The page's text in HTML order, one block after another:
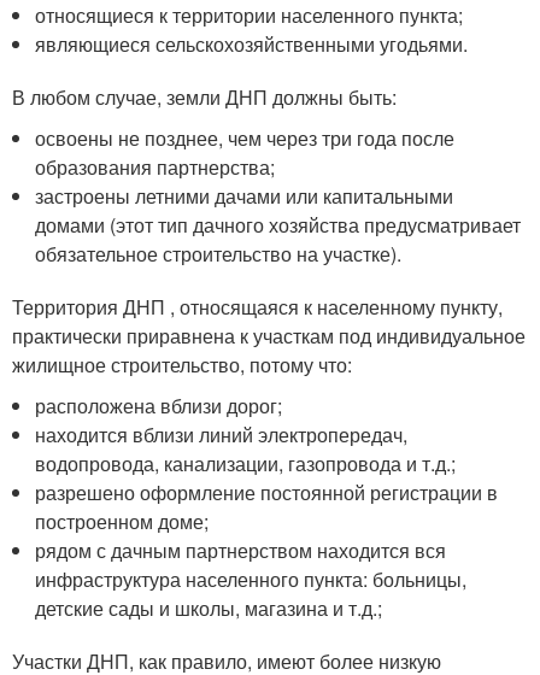
относящиеся к территории населенного пункта;
являющиеся сельскохозяйственными угодьями.
В любом случае, земли ДНП должны быть:
освоены не позднее, чем через три года после
образования партнерства;
застроены летними дачами или капитальными
домами (этот тип дачного хозяйства предусматривает
обязательное строительство на участке).
Территория ДНП , относящаяся к населенному пункту,
практически приравнена к участкам под индивидуальное
жилищное строительство, потому что:
расположена вблизи дорог;
находится вблизи линий электропередач,
водопровода, канализации, газопровода и т.д.;
разрешено оформление постоянной регистрации в
построенном доме;
рядом с дачным партнерством находится вся
инфраструктура населенного пункта: больницы,
детские сады и школы, магазина и т.д.;
Участки ДНП, как правило, имеют более низкую